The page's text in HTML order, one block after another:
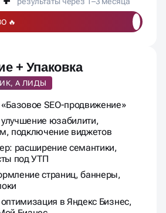
₽
+ Упаковка
А ЛИДЫ
SEO-продвижение»
юзабилити,
подключение виджетов
расширение семантики,
под УТП
страниц, баннеры,